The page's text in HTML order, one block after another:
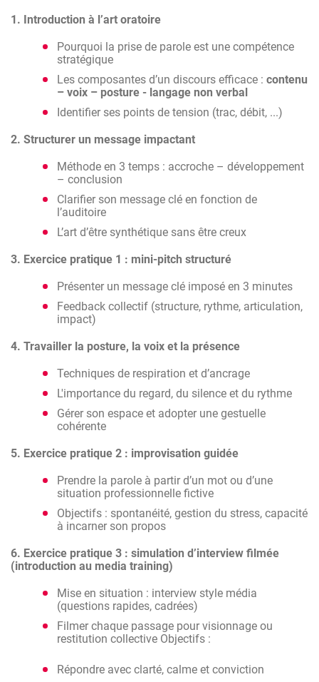
Se préparer à des prises de parole variées, y
1. Introduction à l’art oratoire
Pourquoi la prise de parole est une compétence
stratégique
Les composantes d’un discours efficace : contenu
– voix – posture - langage non verbal
Identifier ses points de tension (trac, débit, ...)
2. Structurer un message impactant
Méthode en 3 temps : accroche – développement
– conclusion
Clarifier son message clé en fonction de
l’auditoire
L’art d’être synthétique sans être creux
3. Exercice pratique 1 : mini-pitch structuré
Présenter un message clé imposé en 3 minutes
Feedback collectif (structure, rythme, articulation,
impact)
4. Travailler la posture, la voix et la présence
Techniques de respiration et d’ancrage
L'importance du regard, du silence et du rythme
Gérer son espace et adopter une gestuelle
cohérente
5. Exercice pratique 2 : improvisation guidée
Prendre la parole à partir d’un mot ou d’une
situation professionnelle fictive
Objectifs : spontanéité, gestion du stress, capacité
à incarner son propos
6. Exercice pratique 3 : simulation d’interview filmée
(introduction au media training)
Mise en situation : interview style média
(questions rapides, cadrées)
Filmer chaque passage pour visionnage ou
restitution collective Objectifs :
Répondre avec clarté, calme et conviction